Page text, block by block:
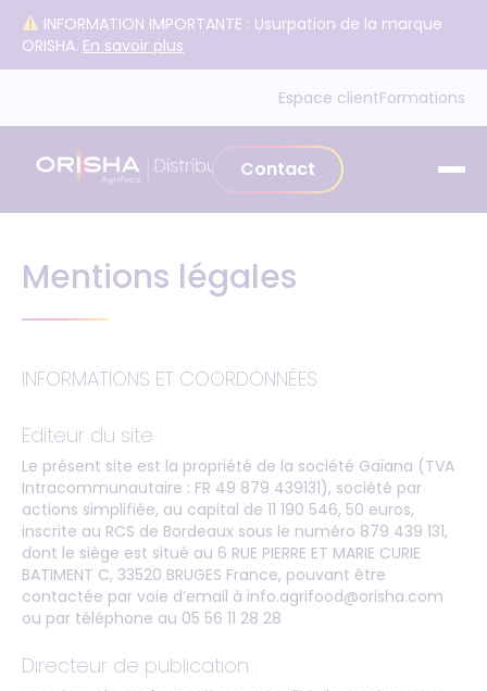
Aller au contenu
INFORMATION IMPORTANTE : Usurpation de la marque
ORISHA. En savoir plus
Espace clientFormations
Contact
Mentions légales
INFORMATIONS ET COORDONNÉES
Editeur du site :
Le présent site est la propriété de la société Gaïana (TVA
Intracommunautaire : FR 49 879 439131), société par
actions simplifiée, au capital de 11 190 546, 50 euros,
inscrite au RCS de Bordeaux sous le numéro 879 439 131,
dont le siège est situé au 6 RUE PIERRE ET MARIE CURIE
BATIMENT C, 33520 BRUGES France, pouvant être
contactée par voie d’email à info.agrifood@orisha.com
ou par téléphone au 05 56 11 28 28
Directeur de publication :